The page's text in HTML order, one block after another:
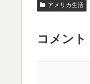
アメリカ生活
コメント